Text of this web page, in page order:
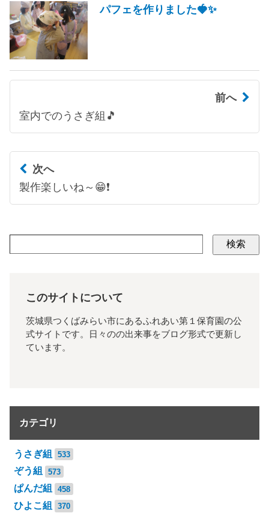
パフェを作りました🍓✨
前へ
室内でのうさぎ組🎵
次へ
製作楽しいね～😁❗
検索
このサイトについて
茨城県つくばみらい市にあるふれあい第１保育園の公
式サイトです。日々のの出来事をブログ形式で更新し
ています。
カテゴリ
うさぎ組 533
ぞう組 573
ぱんだ組 458
ひよこ組 370